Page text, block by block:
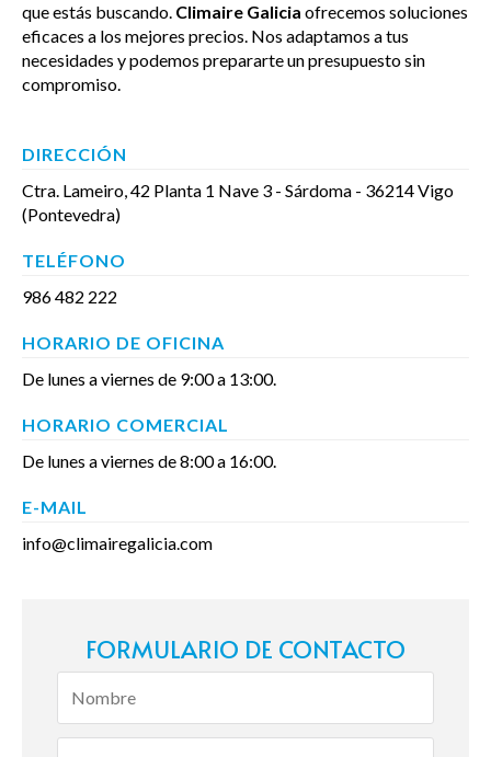
que estás buscando. Climaire Galicia ofrecemos soluciones
eficaces a los mejores precios. Nos adaptamos a tus
necesidades y podemos prepararte un presupuesto sin
compromiso.
DIRECCIÓN
Ctra. Lameiro, 42 Planta 1 Nave 3 - Sárdoma - 36214 Vigo
(Pontevedra)
TELÉFONO
986 482 222
HORARIO DE OFICINA
De lunes a viernes de 9:00 a 13:00.
HORARIO COMERCIAL
De lunes a viernes de 8:00 a 16:00.
E-MAIL
info@climairegalicia.com
FORMULARIO DE CONTACTO